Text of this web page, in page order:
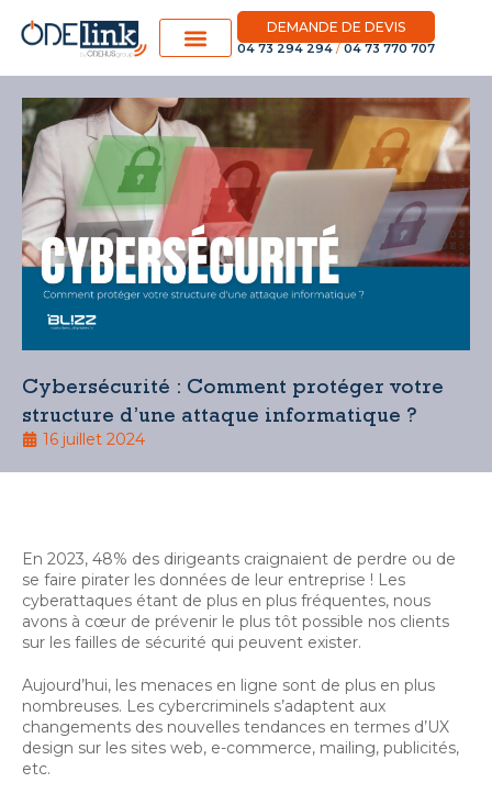
DEMANDE DE DEVIS
04 73 294 294/ 04 73 770 707
Cybersécurité : Comment protéger votre
structure d’une attaque informatique ?
16 juillet 2024
En 2023, 48% des dirigeants craignaient de perdre ou de
se faire pirater les données de leur entreprise ! Les
cyberattaques étant de plus en plus fréquentes, nous
avons à cœur de prévenir le plus tôt possible nos clients
sur les failles de sécurité qui peuvent exister.
Aujourd’hui, les menaces en ligne sont de plus en plus
nombreuses. Les cybercriminels s’adaptent aux
changements des nouvelles tendances en termes d’UX
design sur les sites web, e-commerce, mailing, publicités,
etc.